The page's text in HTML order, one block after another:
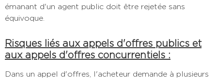
émanant d'un agent public doit être rejetée sans
équivoque.
Risques liés aux appels d'offres publics et
aux appels d'offres concurrentiels :
Dans un appel d'offres, l'acheteur demande à plusieurs